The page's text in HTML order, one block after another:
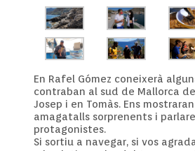
En Rafel Gómez coneixerà
contraban al sud de Mallorca
Josep i en Tomàs. Ens
amagatalls sorprenents i
protagonistes.
Si sortiu a navegar, si vos